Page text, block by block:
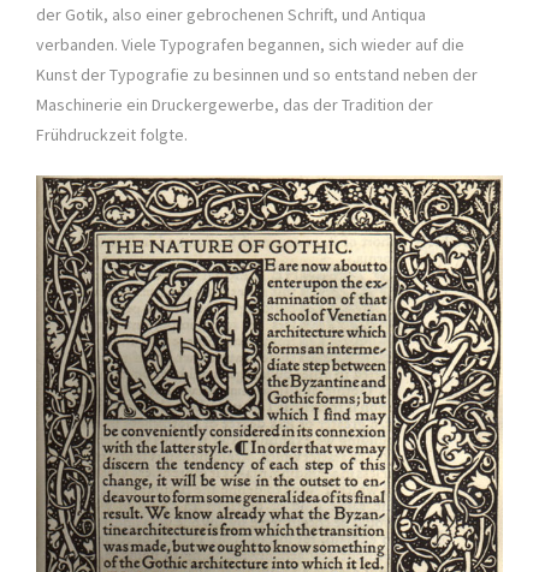
der Gotik, also einer gebrochenen Schrift, und Antiqua
verbanden. Viele Typografen begannen, sich wieder auf die
Kunst der Typografie zu besinnen und so entstand neben der
Maschinerie ein Druckergewerbe, das der Tradition der
Frühdruckzeit folgte.